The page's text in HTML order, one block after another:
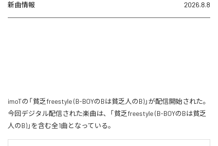
新曲情報 2026.8.8
imoTの「貧乏freestyle (B-BOYのBは貧乏人のB)」が配信開始された。
今回デジタル配信された楽曲は、「貧乏freestyle (B-BOYのBは貧乏
人のB)」を含む全1曲となっている。